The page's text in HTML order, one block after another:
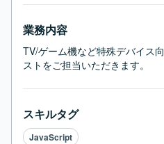
業務内容
TV/ゲーム機など特殊デバイス
ストをご担当いただきます。
スキルタグ
JavaScript